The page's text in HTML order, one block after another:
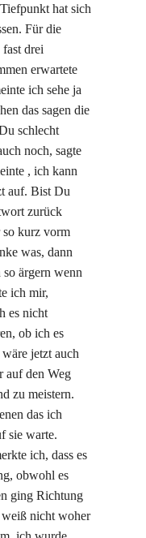
hat sich
Für die
drei
erwartete
ich sehe ja
das sagen die
schlecht
noch, sagte
, ich kann
auf. Bist Du
zurück
so kurz vorm
was, dann
ärgern wenn
ich mir,
es nicht
ob ich es
jetzt auch
auf den Weg
zu meistern.
das ich
sie warte.
ich, dass es
obwohl es
ging Richtung
nicht woher